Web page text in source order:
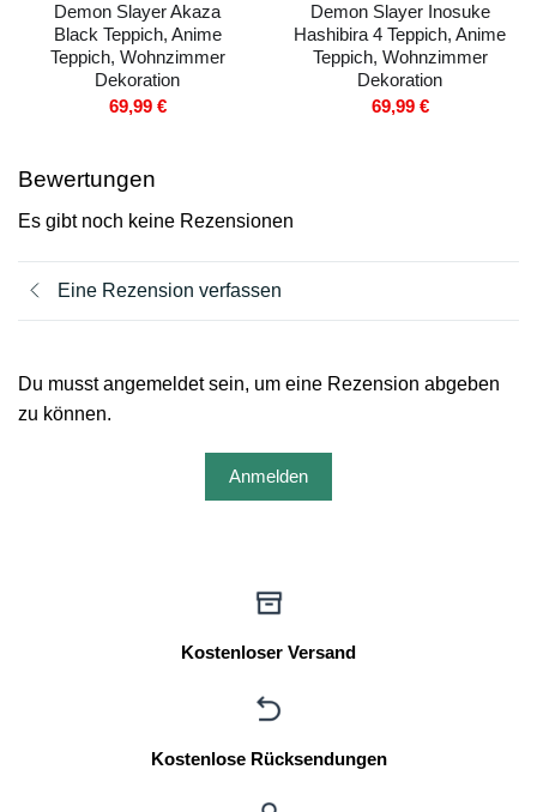
Demon Slayer Akaza
Black Teppich, Anime
Teppich, Wohnzimmer
Dekoration
69,99 €
Demon Slayer Inosuke
Hashibira 4 Teppich, Anime
Teppich, Wohnzimmer
Dekoration
69,99 €
Bewertungen
Es gibt noch keine Rezensionen
Eine Rezension verfassen
Du musst angemeldet sein, um eine Rezension abgeben
zu können.
Anmelden
Kostenloser Versand
Kostenlose Rücksendungen